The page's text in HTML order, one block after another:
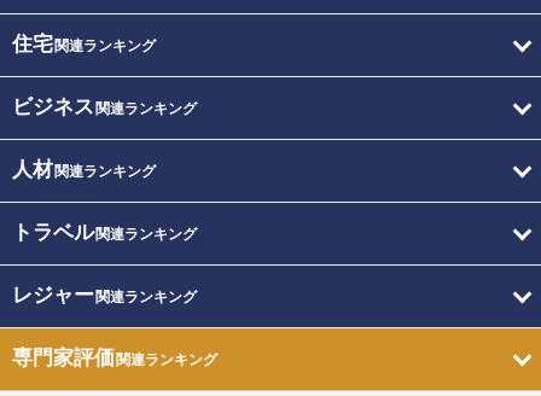
住宅関連ランキング
ビジネス 関連ランキング
人材関連ランキング
トラベル関連ランキング
レジャー関連ランキング
専門家評価関連ランキング